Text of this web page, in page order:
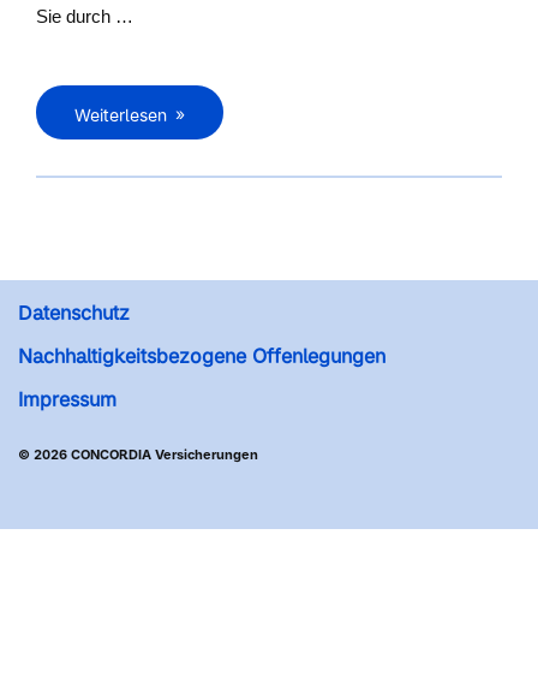
Sie durch …
Weiterlesen
Datenschutz
Nachhaltigkeitsbezogene Offenlegungen
Impressum
© 2026 CONCORDIA Versicherungen